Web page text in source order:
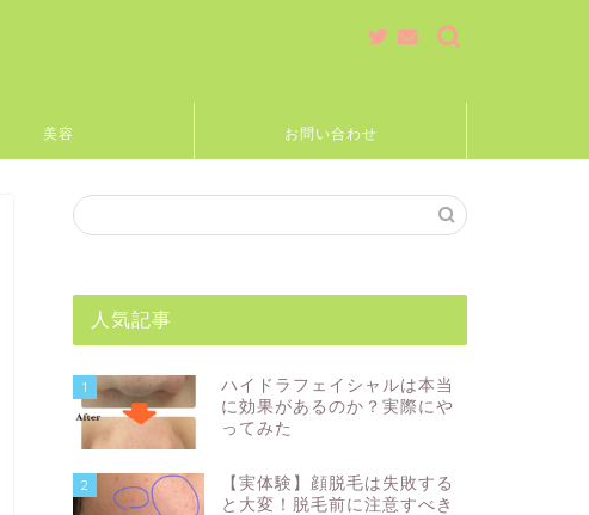
美容 お問い合わせ
人気記事
1
ハイドラフェイシャルは本当
に効果があるのか？実際にや
ってみた
2
【実体験】顔脱毛は失敗する
と大変！脱毛前に注意すべき